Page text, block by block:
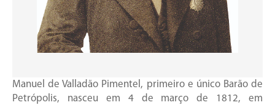
Manuel de Valladão Pimentel, primeiro e único Barão de
Petrópolis, nasceu em 4 de março de 1812, em